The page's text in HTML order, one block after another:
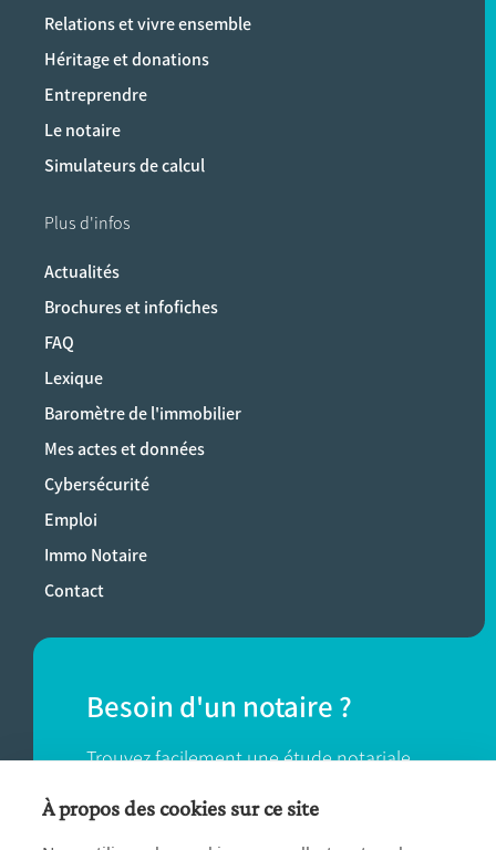
Relations et vivre ensemble
Héritage et donations
Entreprendre
Le notaire
Simulateurs de calcul
Plus d'infos
Actualités
Brochures et infofiches
FAQ
Lexique
Baromètre de l'immobilier
Mes actes et données
Cybersécurité
Emploi
Immo Notaire
Contact
Besoin d'un notaire ?
Trouvez facilement une étude notariale
près de chez vous.
À propos des cookies sur ce site